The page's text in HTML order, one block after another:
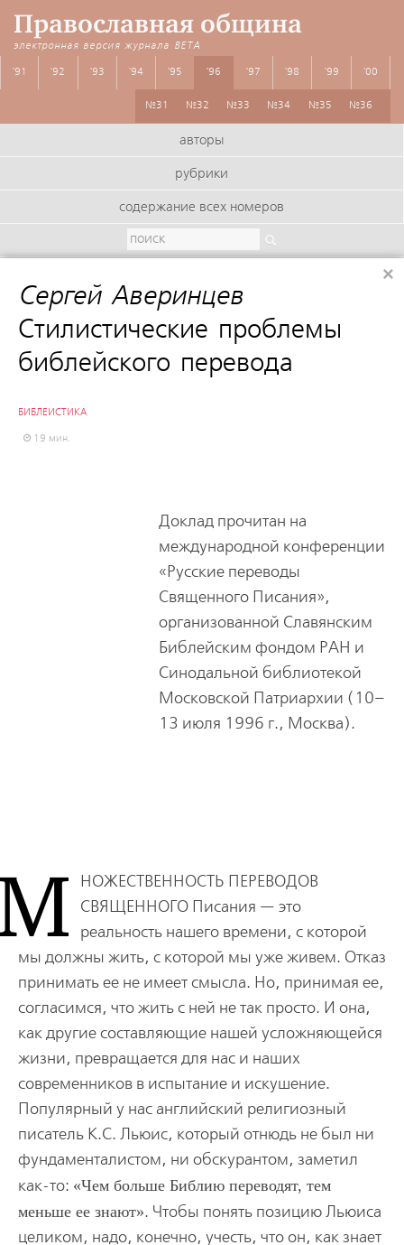
Православная община
электронная версия журнала BETA
'91 '92 '93 '94 '95 '96
№31 №32 №33 №34 №35 №36
'97 '98 '99 '00
авторы
рубрики
содержание всех номеров
Сергей Аверинцев:
Стилистические проблемы
библейского перевода
БИБЛЕИСТИКА
19 мин.
Доклад прочитан на
международной конференции
«Русские переводы
Священного Писания»,
организованной Славянским
Библейским фондом РАН и
Синодальной библиотекой
Московской Патриархии (10–
13 июля 1996 г., Москва).
НОЖЕСТВЕННОСТЬ ПЕРЕВОДОВ
СВЯЩЕННОГОПисания — это
реальность нашего времени, с которой
мы должны жить, с которой мы уже живем. Отказ
принимать ее не имеет смысла. Но, принимая ее,
согласимся, что жить с ней не так просто. И она,
как другие составляющие нашей усложняющейся
жизни, превращается для нас и наших
современников в испытание и искушение.
Популярный у нас английский религиозный
писатель К.С. Льюис, который отнюдь не был ни
фундаменталистом, ни обскурантом, заметил
как-то:
Чем больше Библию переводят, тем
меньше ее знают . Чтобы понять позицию Льюиса
целиком, надо, конечно, учесть, что он, как знает
×